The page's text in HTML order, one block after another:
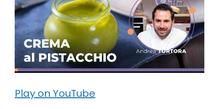
Play on YouTube